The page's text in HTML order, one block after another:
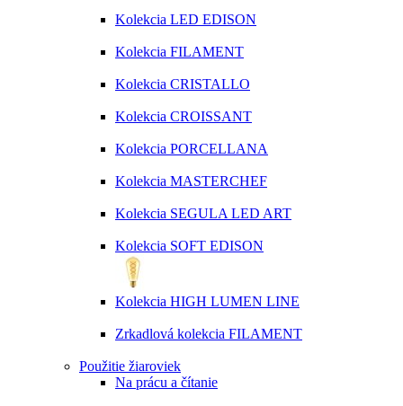
Kolekcia LED EDISON
Kolekcia FILAMENT
Kolekcia CRISTALLO
Kolekcia CROISSANT
Kolekcia PORCELLANA
Kolekcia MASTERCHEF
Kolekcia SEGULA LED ART
Kolekcia SOFT EDISON
Kolekcia HIGH LUMEN LINE
Zrkadlová kolekcia FILAMENT
Použitie žiaroviek
Na prácu a čítanie